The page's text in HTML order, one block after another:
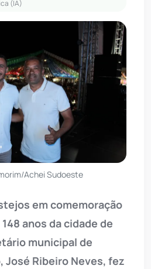
(IA)
Achei Sudoeste
em comemoração
anos da cidade de
municipal de
Ribeiro Neves, fez